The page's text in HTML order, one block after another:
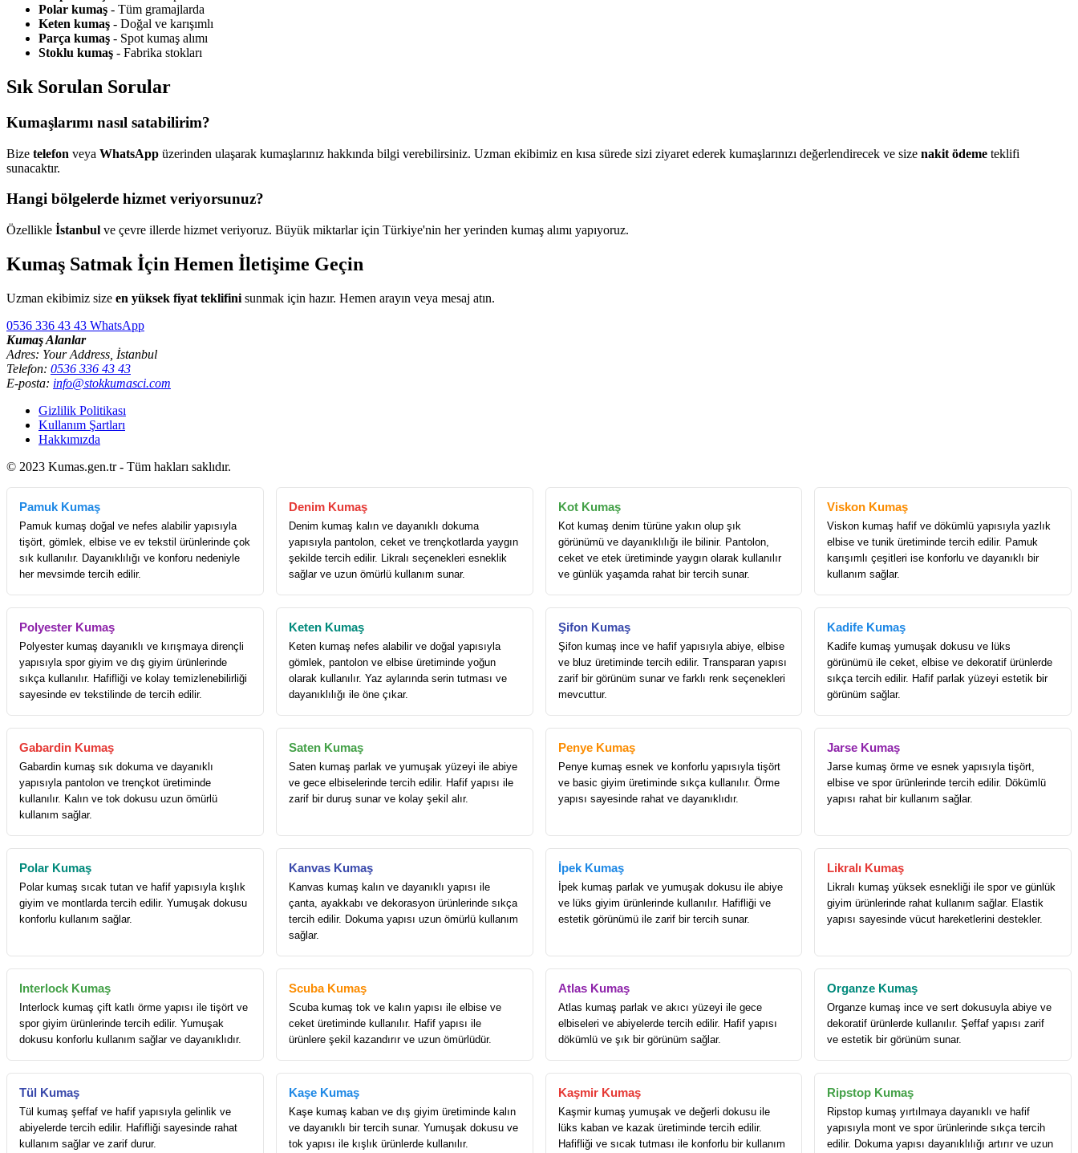
Polar kumaş - Tüm gramajlarda
Keten kumaş - Doğal ve karışımlı
Parça kumaş - Spot kumaş alımı
Stoklu kumaş - Fabrika stokları
Sık Sorulan Sorular
Kumaşlarımı nasıl satabilirim?
Bize telefon veya WhatsApp üzerinden ulaşarak kumaşlarınız hakkında bilgi verebilirsiniz. Uzman ekibimiz en kısa sürede sizi ziyaret ederek kumaşlarınızı değerlendirecek ve size nakit ödeme teklifi
sunacaktır.
Hangi bölgelerde hizmet veriyorsunuz?
Özellikle İstanbul ve çevre illerde hizmet veriyoruz. Büyük miktarlar için Türkiye'nin her yerinden kumaş alımı yapıyoruz.
Kumaş Satmak İçin Hemen İletişime Geçin
Uzman ekibimiz size en yüksek fiyat teklifini sunmak için hazır. Hemen arayın veya mesaj atın.
0536 336 43 43 WhatsApp
Kumaş Alanlar
Adres: Your Address, İstanbul
Telefon: 0536 336 43 43
E-posta: info@stokkumasci.com
Gizlilik Politikası
Kullanım Şartları
Hakkımızda
© 2023 Kumas.gen.tr - Tüm hakları saklıdır.
Pamuk Kumaş
Pamuk kumaş doğal ve nefes alabilir yapısıyla
tişört, gömlek, elbise ve ev tekstil ürünlerinde çok
sık kullanılır. Dayanıklılığı ve konforu nedeniyle
her mevsimde tercih edilir.
Denim Kumaş
Denim kumaş kalın ve dayanıklı dokuma
yapısıyla pantolon, ceket ve trençkotlarda yaygın
şekilde tercih edilir. Likralı seçenekleri esneklik
sağlar ve uzun ömürlü kullanım sunar.
Kot Kumaş
Kot kumaş denim türüne yakın olup şık
görünümü ve dayanıklılığı ile bilinir. Pantolon,
ceket ve etek üretiminde yaygın olarak kullanılır
ve günlük yaşamda rahat bir tercih sunar.
Viskon Kumaş
Viskon kumaş hafif ve dökümlü yapısıyla yazlık
elbise ve tunik üretiminde tercih edilir. Pamuk
karışımlı çeşitleri ise konforlu ve dayanıklı bir
kullanım sağlar.
Polyester Kumaş
Polyester kumaş dayanıklı ve kırışmaya dirençli
yapısıyla spor giyim ve dış giyim ürünlerinde
sıkça kullanılır. Hafifliği ve kolay temizlenebilirliği
sayesinde ev tekstilinde de tercih edilir.
Keten Kumaş
Keten kumaş nefes alabilir ve doğal yapısıyla
gömlek, pantolon ve elbise üretiminde yoğun
olarak kullanılır. Yaz aylarında serin tutması ve
dayanıklılığı ile öne çıkar.
Şifon Kumaş
Şifon kumaş ince ve hafif yapısıyla abiye, elbise
ve bluz üretiminde tercih edilir. Transparan yapısı
zarif bir görünüm sunar ve farklı renk seçenekleri
mevcuttur.
Kadife Kumaş
Kadife kumaş yumuşak dokusu ve lüks
görünümü ile ceket, elbise ve dekoratif ürünlerde
sıkça tercih edilir. Hafif parlak yüzeyi estetik bir
görünüm sağlar.
Gabardin Kumaş
Gabardin kumaş sık dokuma ve dayanıklı
yapısıyla pantolon ve trençkot üretiminde
kullanılır. Kalın ve tok dokusu uzun ömürlü
kullanım sağlar.
Saten Kumaş
Saten kumaş parlak ve yumuşak yüzeyi ile abiye
ve gece elbiselerinde tercih edilir. Hafif yapısı ile
zarif bir duruş sunar ve kolay şekil alır.
Penye Kumaş
Penye kumaş esnek ve konforlu yapısıyla tişört
ve basic giyim üretiminde sıkça kullanılır. Örme
yapısı sayesinde rahat ve dayanıklıdır.
Jarse Kumaş
Jarse kumaş örme ve esnek yapısıyla tişört,
elbise ve spor ürünlerinde tercih edilir. Dökümlü
yapısı rahat bir kullanım sağlar.
Polar Kumaş
Polar kumaş sıcak tutan ve hafif yapısıyla kışlık
giyim ve montlarda tercih edilir. Yumuşak dokusu
konforlu kullanım sağlar.
Kanvas Kumaş
Kanvas kumaş kalın ve dayanıklı yapısı ile
çanta, ayakkabı ve dekorasyon ürünlerinde sıkça
tercih edilir. Dokuma yapısı uzun ömürlü kullanım
sağlar.
İpek Kumaş
İpek kumaş parlak ve yumuşak dokusu ile abiye
ve lüks giyim ürünlerinde kullanılır. Hafifliği ve
estetik görünümü ile zarif bir tercih sunar.
Likralı Kumaş
Likralı kumaş yüksek esnekliği ile spor ve günlük
giyim ürünlerinde rahat kullanım sağlar. Elastik
yapısı sayesinde vücut hareketlerini destekler.
Interlock Kumaş
Interlock kumaş çift katlı örme yapısı ile tişört ve
spor giyim ürünlerinde tercih edilir. Yumuşak
dokusu konforlu kullanım sağlar ve dayanıklıdır.
Scuba Kumaş
Scuba kumaş tok ve kalın yapısı ile elbise ve
ceket üretiminde kullanılır. Hafif yapısı ile
ürünlere şekil kazandırır ve uzun ömürlüdür.
Atlas Kumaş
Atlas kumaş parlak ve akıcı yüzeyi ile gece
elbiseleri ve abiyelerde tercih edilir. Hafif yapısı
dökümlü ve şık bir görünüm sağlar.
Organze Kumaş
Organze kumaş ince ve sert dokusuyla abiye ve
dekoratif ürünlerde kullanılır. Şeffaf yapısı zarif
ve estetik bir görünüm sunar.
Tül Kumaş
Tül kumaş şeffaf ve hafif yapısıyla gelinlik ve
abiyelerde tercih edilir. Hafifliği sayesinde rahat
kullanım sağlar ve zarif durur.
Kaşe Kumaş
Kaşe kumaş kaban ve dış giyim üretiminde kalın
ve dayanıklı bir tercih sunar. Yumuşak dokusu ve
tok yapısı ile kışlık ürünlerde kullanılır.
Kaşmir Kumaş
Kaşmir kumaş yumuşak ve değerli dokusu ile
lüks kaban ve kazak üretiminde tercih edilir.
Hafifliği ve sıcak tutması ile konforlu bir kullanım
Ripstop Kumaş
Ripstop kumaş yırtılmaya dayanıklı ve hafif
yapısıyla mont ve spor ürünlerinde sıkça tercih
edilir. Dokuma yapısı dayanıklılığı artırır ve uzun